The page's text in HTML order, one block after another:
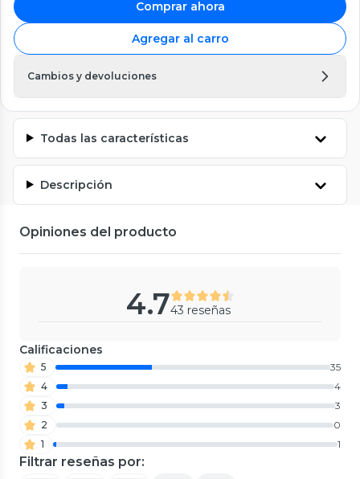
Comprar ahora
Agregar al carro
Cambios y devoluciones
Todas las características
Descripción
Opiniones del producto
4.743 reseñas
Calificaciones
5
35
4
4
3
3
2
0
1
1
Filtrar reseñas por: